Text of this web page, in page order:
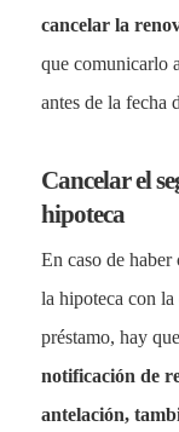
cancelar la
que comunicarlo
antes de la fecha
Cancelar el
hipoteca
En caso de
la hipoteca con
préstamo, hay
notificación de
antelación,